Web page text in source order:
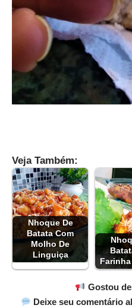
Veja Também:
Nhoque De
Batata Com
Molho De
Linguiça
Gostou
Deixe seu comentário